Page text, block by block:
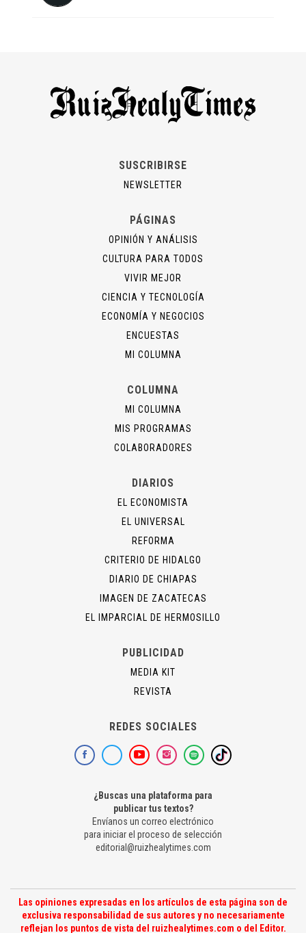
SUSCRIBIRSE
NEWSLETTER
PÁGINAS
OPINIÓN Y ANÁLISIS
CULTURA PARA TODOS
VIVIR MEJOR
CIENCIA Y TECNOLOGÍA
ECONOMÍA Y NEGOCIOS
ENCUESTAS
MI COLUMNA
COLUMNA
MI COLUMNA
MIS PROGRAMAS
COLABORADORES
DIARIOS
EL ECONOMISTA
EL UNIVERSAL
REFORMA
CRITERIO DE HIDALGO
DIARIO DE CHIAPAS
IMAGEN DE ZACATECAS
EL IMPARCIAL DE HERMOSILLO
PUBLICIDAD
MEDIA KIT
REVISTA
REDES SOCIALES
¿Buscas una plataforma para
publicar tus textos?
Envíanos un correo electrónico
para iniciar el proceso de selección
editorial@ruizhealytimes.com
Las opiniones expresadas en los artículos de esta página son de
exclusiva responsabilidad de sus autores y no necesariamente
reflejan los puntos de vista del ruizhealytimes.com o del Editor.